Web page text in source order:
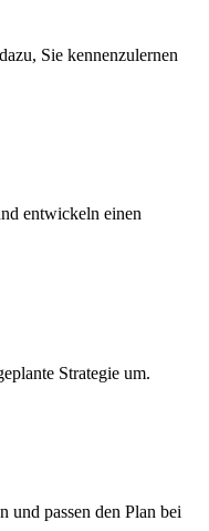
Sie kennenzulernen
entwickeln einen
Strategie um.
und passen den Plan bei